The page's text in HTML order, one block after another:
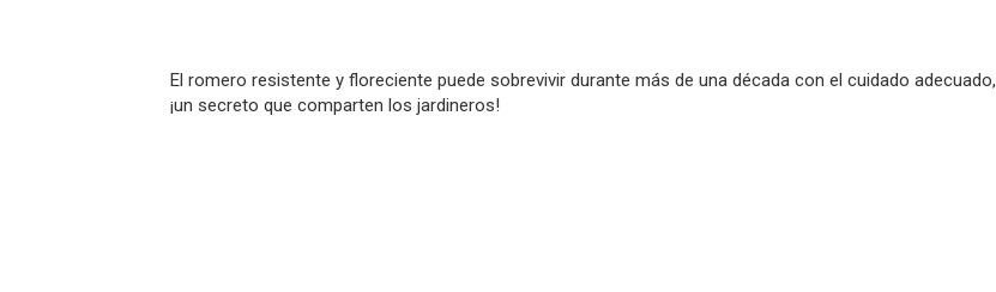
El romero resistente y floreciente puede sobrevivir durante más de una década con el cuidado adecuado,
¡un secreto que comparten los jardineros!